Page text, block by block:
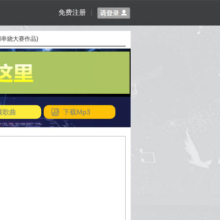
免费注册
烧大赛作品)
下载Mp3
歌曲